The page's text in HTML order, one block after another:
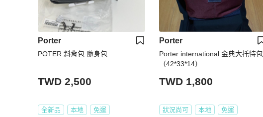
Porter
POTER 斜背包 隨身包
TWD 2,500
全新品 本地 免運
Porter
Porter international 金典大托特包
（42*33*14）
TWD 1,800
狀況尚可 本地 免運